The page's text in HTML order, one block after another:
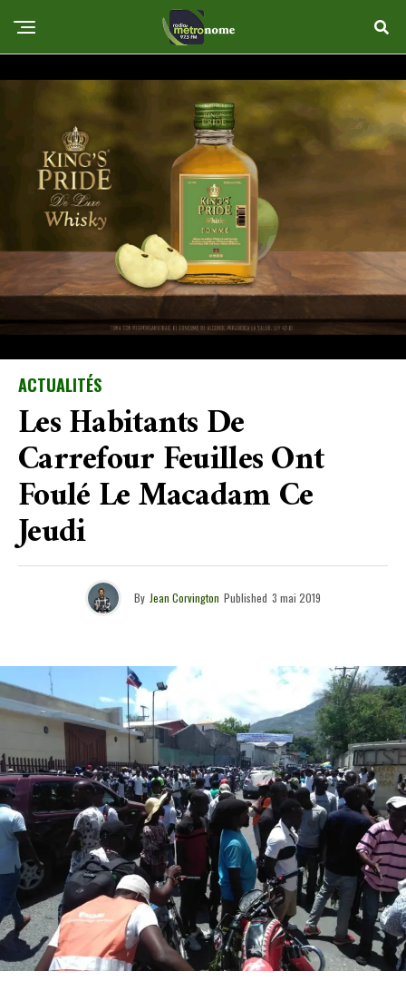
ACTUALITÉS
Les Habitants De
Carrefour Feuilles Ont
Foulé Le Macadam Ce
Jeudi
By Jean Corvington Published 3 mai 2019